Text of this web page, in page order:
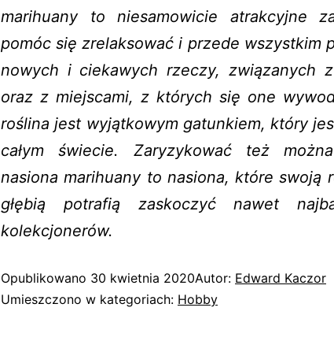
marihuany to niesamowicie atrakcyjne
pomóc się zrelaksować i przede wszystkim
nowych i ciekawych rzeczy, związanych
oraz z miejscami, z których się one
roślina jest wyjątkowym gatunkiem, który
całym świecie. Zaryzykować też
nasiona marihuany to nasiona, które swoją
głębią potrafią zaskoczyć nawet
kolekcjonerów.
Opublikowano 30 kwietnia 2020Autor: Edward Kaczor
Umieszczono w kategoriach: Hobby